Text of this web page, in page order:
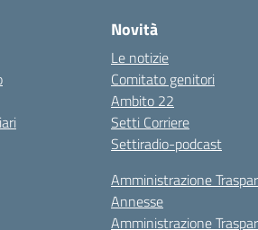
Novità
Le notizie
Comitato genitori
Ambito 22
Setti Corriere
Settiradio-podcast
Amministrazione
Annesse
Amministrazione